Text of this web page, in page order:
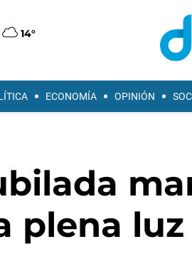
14°
ECONOMÍA OPINIÓN
plena luz